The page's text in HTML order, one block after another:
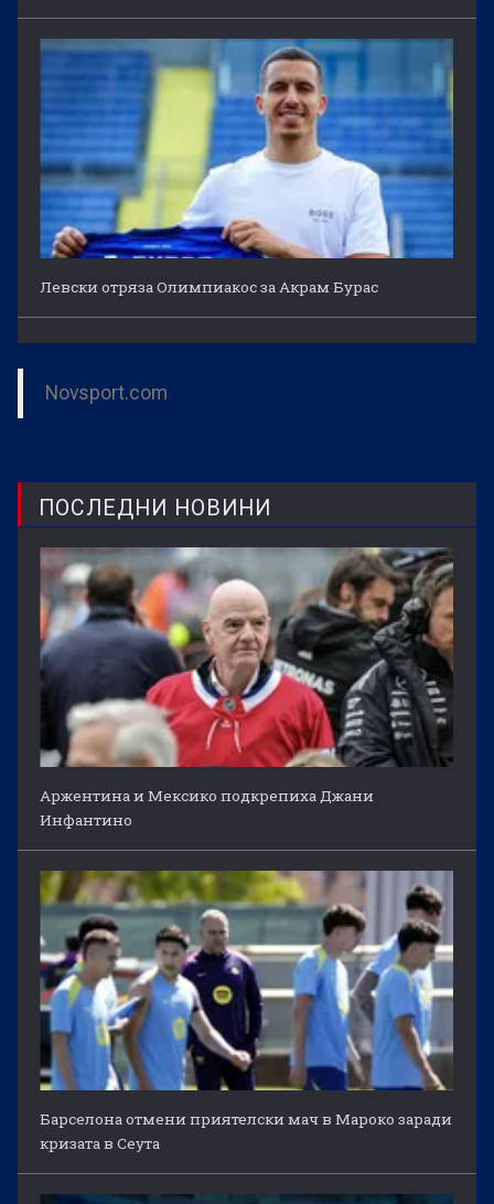
Левски отряза Олимпиакос за Акрам Бурас
Novsport.com
ПОСЛЕДНИ НОВИНИ
Аржентина и Мексико подкрепиха Джани
Инфантино
Барселона отмени приятелски мач в Мароко заради
кризата в Сеута